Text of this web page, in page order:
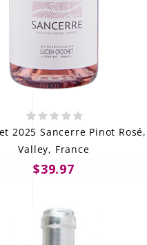
2025 Sancerre Pinot
Valley, France
$39.97